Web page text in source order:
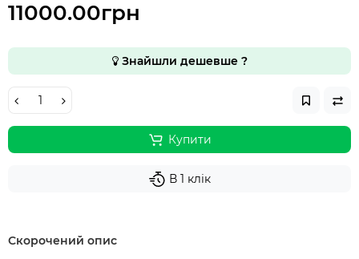
11000.00грн
Знайшли дешевше ?
Купити
В 1 клік
Скорочений опис